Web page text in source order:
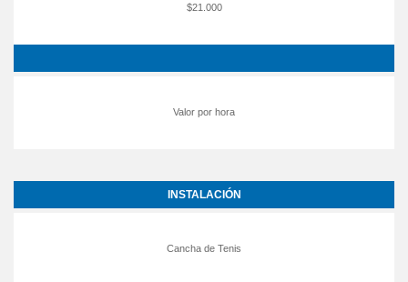
$21.000
Valor por hora
INSTALACIÓN
Cancha de Tenis